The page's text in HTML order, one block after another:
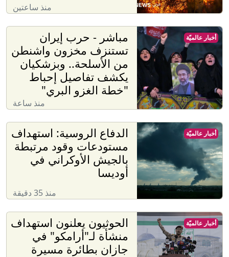
منذ ساعتين
مباشر - حرب إيران
تستنزف مخزون واشنطن
من الأسلحة.. وبزشكيان
يكشف تفاصيل إحباط
"خطة الغزو البري"
منذ ساعة
أخبار عالميّة
الدفاع الروسية: استهداف
مستودعات وقود مرتبطة
بالجيش الأوكراني في
أوديسا
منذ 35 دقيقة
أخبار عالميّة
الحوثيون يعلنون استهداف
منشأة لـ"أرامكو" في
جازان بطائرة مسيرة
أخبار عالميّة